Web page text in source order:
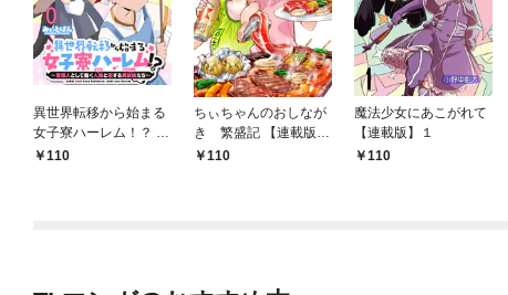
異世界転移から始まる
女子寮ハーレム！？ ～
管理人として働く人間
110
ちぃちゃんのおしなが
き 繁盛記 【連載版】
１110
魔法少女にあこがれて
【連載版】１
110